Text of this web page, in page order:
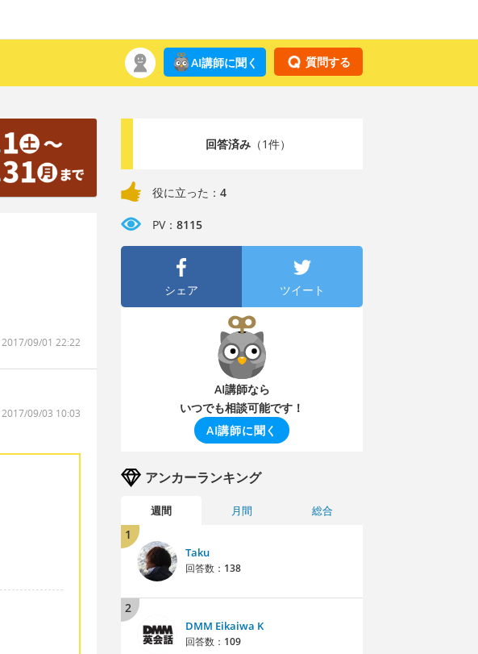
質問する
AI講師に聞く
2017/09/01 22:22
2017/09/03 10:03
回答済み（1件）
役に立った： 4
PV： 8115
シェア ツイート
AI講師なら
いつでも相談可能です！
AI講師に聞く
アンカーランキング
週間 月間 総合
1
Taku
回答数： 138
2
DMM Eikaiwa K
回答数： 109